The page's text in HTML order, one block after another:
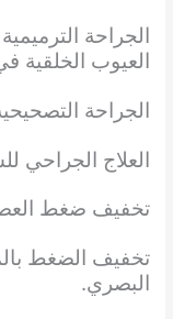
الجراحة
العيوب الخلقية
الجراحة
العلاج الجراحي
تخفيف ضغط
تخفيف الضغط
البصري.